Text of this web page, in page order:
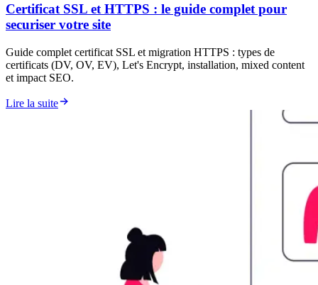
Certificat SSL et HTTPS : le guide complet pour
securiser votre site
Guide complet certificat SSL et migration HTTPS : types de
certificats (DV, OV, EV), Let's Encrypt, installation, mixed content
et impact SEO.
Lire la suite